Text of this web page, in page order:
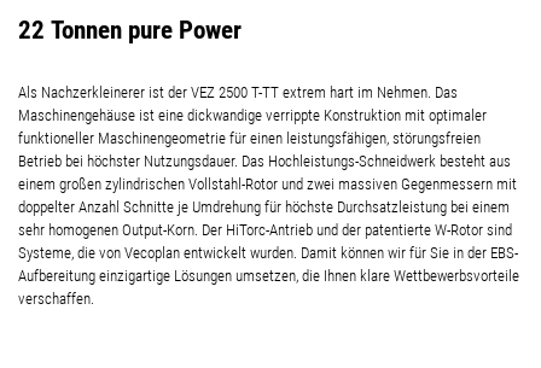
22 Tonnen pure Power
Als Nachzerkleinerer ist der VEZ 2500 T-TT extrem hart im Nehmen. Das
Maschinengehäuse ist eine dickwandige verrippte Konstruktion mit optimaler
funktioneller Maschinengeometrie für einen leistungsfähigen, störungsfreien
Betrieb bei höchster Nutzungsdauer. Das Hochleistungs-Schneidwerk besteht aus
einem großen zylindrischen Vollstahl-Rotor und zwei massiven Gegenmessern mit
doppelter Anzahl Schnitte je Umdrehung für höchste Durchsatzleistung bei einem
sehr homogenen Output-Korn. Der HiTorc-Antrieb und der patentierte W-Rotor sind
Systeme, die von Vecoplan entwickelt wurden . Damit können wir für Sie in der EBS-
Aufbereitung einzigartige Lösungen umsetzen, die Ihnen klare Wettbewerbsvorteile
verschaffen.